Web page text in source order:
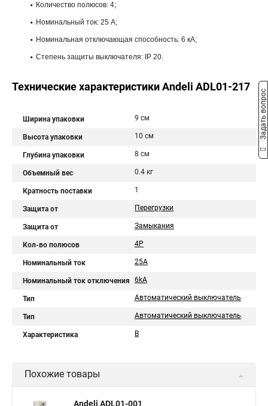
Количество полюсов: 4;
Номинальный ток: 25 A;
Номинальная отключающая способность: 6 кА;
Степень защиты выключателя: IP 20.
Технические характеристики Andeli ADL01-217
Ширина упаковки 9 см
Высота упаковки 10 см
Глубина упаковки 8 см
Объемный вес 0.4 кг
Кратность поставки 1
Защита от Перегрузки
Защита от Замыкания
Кол-во полюсов 4P
Номинальный ток 25A
Номинальный ток отключения 6kA
Тип Автоматический выключатель
Тип Автоматический выключатель
Характеристика B
Похожие товары
Andeli ADL01-001
Задать вопрос